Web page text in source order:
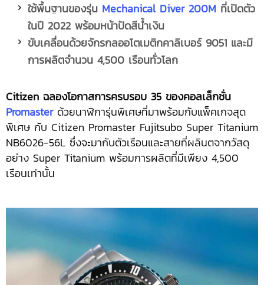
ใช้พื้นฐานของรุ่น Mechanical Diver 200M ที่เปิดตัว
ในปี 2022 พร้อมหน้าปัดสีน้ำเงิน
ขับเคลื่อนด้วยจักรกลออโตเมติกคาลิเบอร์ 9051 และมี
การผลิตจำนวน 4,500 เรือนทั่วโลก
Citizen ฉลองโอกาสการครบรอบ 35 ของคอลเล็กชั่น
Promasterด้วยนาฬิการุ่นพิเศษที่มาพร้อมกับแพ็คเกจสุด
พิเศษ กับ Citizen Promaster Fujitsubo Super Titanium
NB6026-56L ซึ่งจะมากับตัวเรือนและสายที่ผลินตจากวัสดุ
อย่าง Super Titanium พร้อมการผลิตที่มีเพียง 4,500
เรือนเท่านั้น